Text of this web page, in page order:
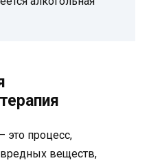
это процесс,
веществ,